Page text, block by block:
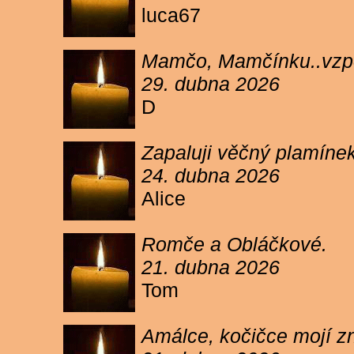
luca67
Mamčo,
29. dubna 2026
D
Zapaluji věčný
24. dubna 2026
Alice
Romče a Obláčkové.
21. dubna 2026
Tom
Amálce, kočičce mojí